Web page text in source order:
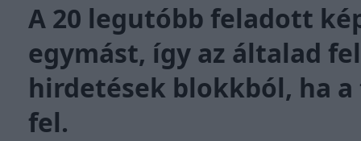
A 20 legutóbb feladott
egymást, így az általad
hirdetések blokkból, ha
fel.